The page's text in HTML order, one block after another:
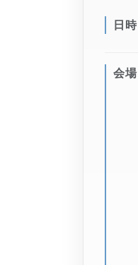
日時
会場